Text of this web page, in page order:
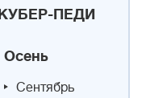
ПЕДИ
Осень
Сентябрь